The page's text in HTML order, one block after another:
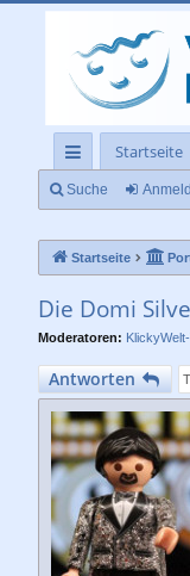
ch
llz
rif
f
Startseite
Suche
Startseite
Die Domi
Moderatoren:
Antworten